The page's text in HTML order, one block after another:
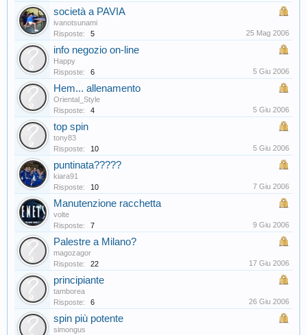
società a PAVIA
ivanotsunami
Risposte:
5 25 Mag 2006
info negozio on-line
Happy
Risposte:
6 5 Giu 2006
Hem... allenamento
Oriental_Style
Risposte:
4 5 Giu 2006
top spin
tony83
Risposte:
10 5 Giu 2006
puntinata?????
kiara91
Risposte:
10 7 Giu 2006
Manutenzione racchetta
volte
Risposte:
7 9 Giu 2006
Palestre a Milano?
magozagor
Risposte:
22 17 Giu 2006
principiante
tamborea
Risposte:
6 26 Giu 2006
spin più potente
simongus